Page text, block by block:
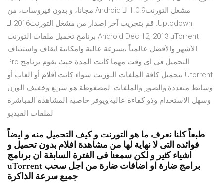
مشغل التورنت1.0.9 لـ Android مجانا، و بدون فيروسات، من
Uptodown. قم بتجريب آخر إصدار من مشغل التورنت2016 لـ
Android Dec 12, 2013 uTorrent برنامج تحميل ملفات التورنت
الأشهر والأفضل عالمياً ،بسرعة عالية وامكانية ايقاف واستئناف
التحميل فى اى وقت مهما كانت المدة حیث يقوم برنامج Pro
Utorrent بتحمیل كافة الملفات التورنت سواء كانت أفلام أو العاب أو
وسائط متعددة والصور والملفات المضغوطة هو سريع وخفيف الوزن
وسهل الاستخدام وذو كفاءة عالية,ويوفر خاصية المشاهدة المباشرة
لملفات الفيديو
طبعاً كلنا نعرف ما هو التورنت و كيف التحميل منه و ايضاً
فوائده التى لا نهاية لها من مشاهدة افلام بدون تحميل و
اشياء كثير و لكن سمعنا فى الفترة السابقة ان برنامج
uTorrent برامج ضارة او اضافات ضارة من اجل سحب
جميع سرعة الذاكرة